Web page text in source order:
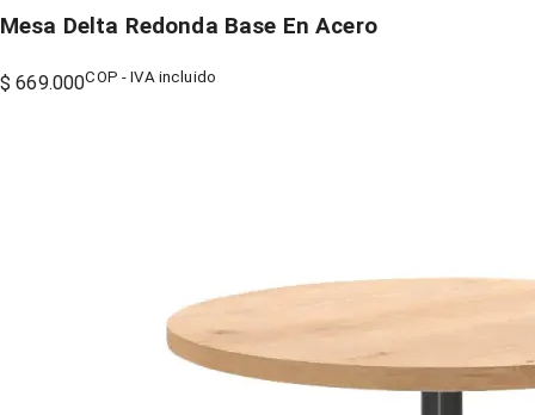
Mesa Delta Redonda Base En Acero
$ 669.000COP - IVA incluido